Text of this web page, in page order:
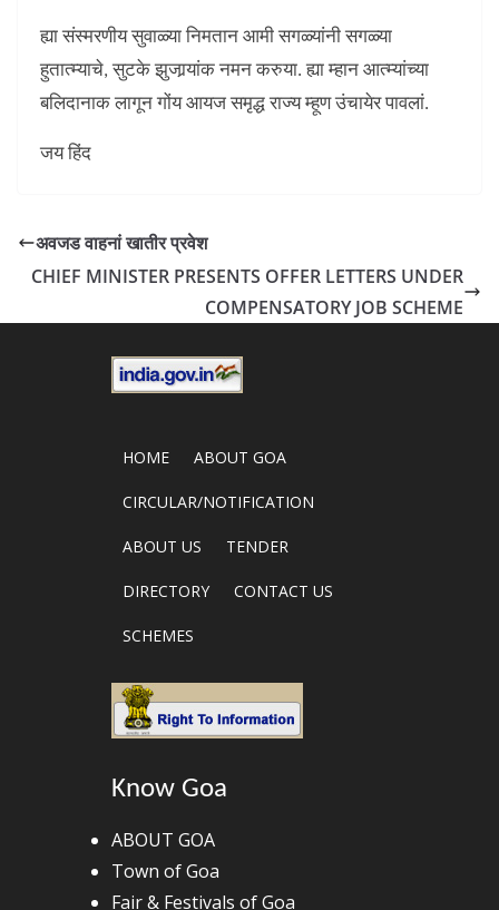
ह्या संस्मरणीय सुवाळ्या निमतान आमी सगळ्यांनी सगळ्या
हुतात्म्याचे, सुटके झुजार्‍यांक नमन करुया. ह्या म्हान आत्म्यांच्या
बलिदानाक लागून गोंय आयज समृद्ध राज्य म्हूण उंचायेर पावलां.
जय हिंद
अवजड वाहनां खातीर प्रवेश
CHIEF MINISTER PRESENTS OFFER LETTERS UNDER
COMPENSATORY JOB SCHEME
HOME ABOUT GOA
CIRCULAR/NOTIFICATION
ABOUT US TENDER
DIRECTORY CONTACT US
SCHEMES
Know Goa
ABOUT GOA
Town of Goa
Fair & Festivals of Goa